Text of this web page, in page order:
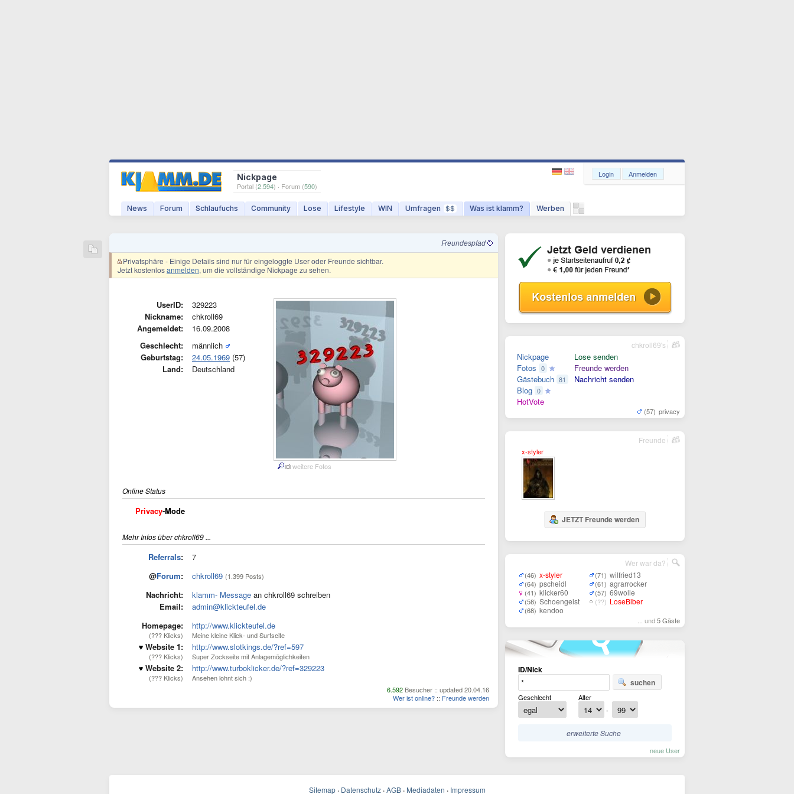
Nickpage
Portal (2.594) · Forum (590)
News Forum Schlaufuchs Community Lose Lifestyle WIN Umfragen $$ Was ist klamm? Werben
Login Anmelden
Freundespfad
Privatsphäre - Einige Details sind nur für eingeloggte User oder Freunde sichtbar.
Jetzt kostenlosanmelden, um die vollständige Nickpage zu sehen.
UserID:
329223
Nickname:
chkroll69
Angemeldet:
16.09.2008
Geschlecht:
männlich
Geburtstag:
24.05.1969 (57)
Land:
Deutschland
weitere Fotos
Online Status
Privacy-Mode
Mehr Infos über chkroll69 ...
Referrals:
7
@Forum: chkroll69 (1.399 Posts)
Nachricht: klamm- Message an chkroll69 schreiben
Email:
admin@klickteufel.de
Homepage:
(??? Klicks)
http://www.klickteufel.de
Meine kleine Klick- und Surfseite
Website 1:
(??? Klicks)
http://www.slotkings.de/?ref=597
Super Zockseite mit Anlagemöglichkeiten
Website 2:
(??? Klicks)
http://www.turboklicker.de/?ref=329223
Ansehen lohnt sich :)
6.592 Besucher :: updated 20.04.16
Wer ist online? :: Freunde werden
Nickpage
Fotos 0
Gästebuch 81
Blog 0
HotVote
Lose senden
Freunde werden
Nachricht senden
(57) privacy
chkroll69's
x-styler
JETZT Freunde werden
Freunde
(46) x-styler
(64) pscheidl
(41) klicker60
(58) Schoengeist
(68) kendoo
(71) wilfried13
(61) agrarrocker
(57) 69wolle
(??) LoseBiber
... und5 Gäste
Wer war da?
ID/Nick
suchen
Geschlecht
Alter
-
erweiterte Suche
neue User
Sitemap · Datenschutz · AGB · Mediadaten · Impressum